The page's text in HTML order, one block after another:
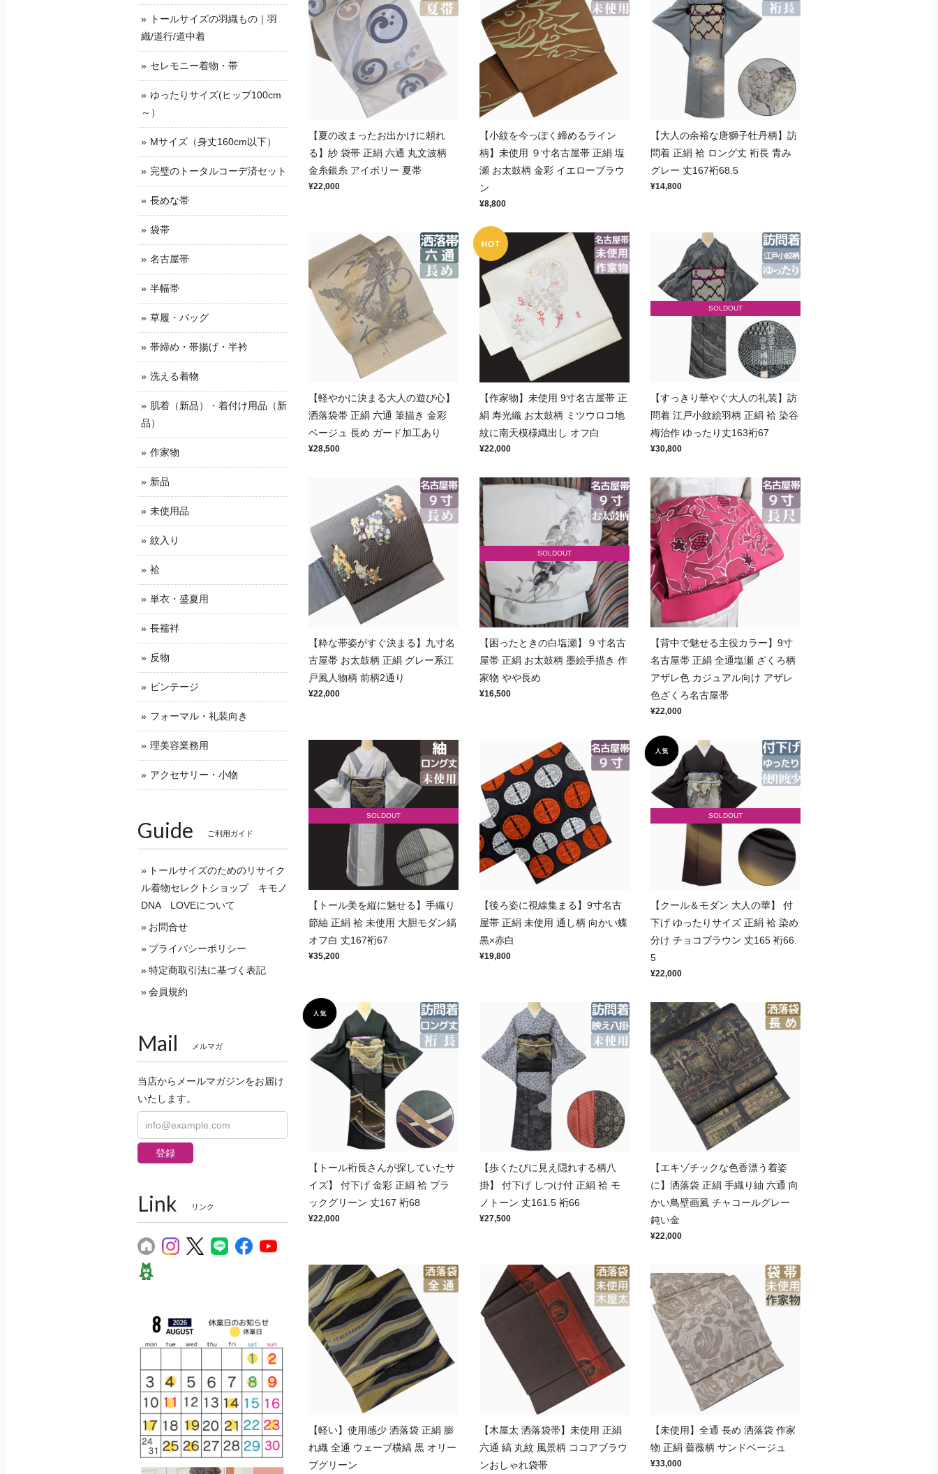
【夏の改まったお出かけに頼れ
る】紗 袋帯 正絹 六通 丸文波柄
金糸銀糸 アイボリー 夏帯
¥22,000
【小紋を今っぽく締めるライン
柄】未使用 ９寸名古屋帯 正絹 塩
瀬 お太鼓柄 金彩 イエローブラウ
ン
¥8,800
【大人の余裕な唐獅子牡丹柄】訪
問着 正絹 袷 ロング丈 裄長 青み
グレー 丈167裄68.5
¥14,800
【軽やかに決まる大人の遊び心】
洒落袋帯 正絹 六通 筆描き 金彩
ベージュ 長め ガード加工あり
¥28,500
【作家物】未使用 9寸名古屋帯 正
絹 寿光織 お太鼓柄 ミツウロコ地
紋に南天模様織出し オフ白
¥22,000
SOLDOUT
【すっきり華やぐ大人の礼装】訪
問着 江戸小紋絵羽柄 正絹 袷 染谷
梅治作 ゆったり丈163裄67
¥30,800
【粋な帯姿がすぐ決まる】九寸名
古屋帯 お太鼓柄 正絹 グレー系江
戸風人物柄 前柄2通り
¥22,000
SOLDOUT
【困ったときの白塩瀬】９寸名古
屋帯 正絹 お太鼓柄 墨絵手描き 作
家物 やや長め
¥16,500
【背中で魅せる主役カラー】9寸
名古屋帯 正絹 全通塩瀬 ざくろ柄
アザレ色 カジュアル向け アザレ
色ざくろ名古屋帯
¥22,000
SOLDOUT
【トール美を縦に魅せる】手織り
節紬 正絹 袷 未使用 大胆モダン縞
オフ白 丈167裄67
¥35,200
【後ろ姿に視線集まる】9寸名古
屋帯 正絹 未使用 通し柄 向かい蝶
黒×赤白
¥19,800
SOLDOUT
【クール＆モダン 大人の華】 付
下げ ゆったりサイズ 正絹 袷 染め
分け チョコブラウン 丈165 裄66.
5
¥22,000
【トール裄長さんが探していたサ
イズ】 付下げ 金彩 正絹 袷 ブラ
ックグリーン 丈167 裄68
¥22,000
【歩くたびに見え隠れする柄八
掛】 付下げ しつけ付 正絹 袷 モ
ノトーン 丈161.5 裄66
¥27,500
【エキゾチックな色香漂う着姿
に】洒落袋 正絹 手織り紬 六通 向
かい鳥壁画風 チャコールグレー
鈍い金
¥22,000
【軽い】使用感少 洒落袋 正絹 膨
れ織 全通 ウェーブ横縞 黒 オリー
ブグリーン
【木屋太 洒落袋帯】未使用 正絹
六通 縞 丸紋 風景柄 ココアブラウ
ンおしゃれ袋帯
【未使用】全通 長め 洒落袋 作家
物 正絹 薔薇柄 サンドベージュ
¥33,000
トールサイズの羽織もの｜羽
織/道行/道中着
セレモニー着物・帯
ゆったりサイズ(ヒップ100cm
～）
Mサイズ（身丈160cm以下）
完璧のトータルコーデ済セット
長めな帯
袋帯
名古屋帯
半幅帯
草履・バッグ
帯締め・帯揚げ・半衿
洗える着物
肌着（新品）・着付け用品（新
品）
作家物
新品
未使用品
紋入り
袷
単衣・盛夏用
長襦袢
反物
ビンテージ
フォーマル・礼装向き
理美容業務用
アクセサリー・小物
Guide ご利用ガイド
トールサイズのためのリサイク
ル着物セレクトショップ キモノ
DNA LOVEについて
お問合せ
プライバシーポリシー
特定商取引法に基づく表記
会員規約
Mail メルマガ
当店からメールマガジンをお届け
いたします。
登録
Link リンク